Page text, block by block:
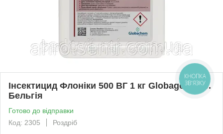
Інсектицид Флоніки 500 ВГ 1 кг Globagem N.V.
Бельгія
Готово до відправки
Код: 2305
Роздріб
КНОПКА
ЗВ'ЯЗКУ